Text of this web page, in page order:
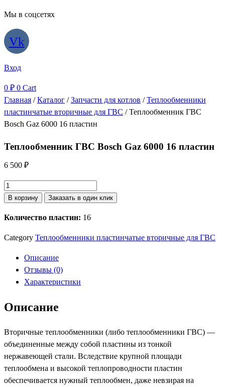
Мы в соцсетях
Vk
Вход
0 ₽ 0 Cart
Главная /Каталог /Запчасти для котлов /Теплообменники
пластинчатые вторичные для ГВС / Теплообменник ГВС
Bosch Gaz 6000 16 пластин
Теплообменник ГВС Bosch Gaz 6000 16 пластин
6 500 ₽
Количество
товара
ГВС
Bosch
6000
пластин
В корзину Заказать в один клик
Количество пластин: 16
Category Теплообменники пластинчатые вторичные для ГВС
Описание
Отзывы (0)
Характеристики
Описание
Вторичные теплообменники (либо теплообменники ГВС) —
объединенные между собой пластины из тонкой
нержавеющей стали. Вследствие крупной площади
теплообмена и высокой теплопроводности пластин
обеспечивается нужный теплообмен, даже невзирая на